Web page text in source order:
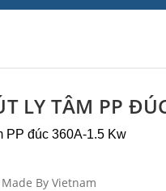
LY TÂM PP
PP đúc 360A-1.5 Kw
By Vietnam